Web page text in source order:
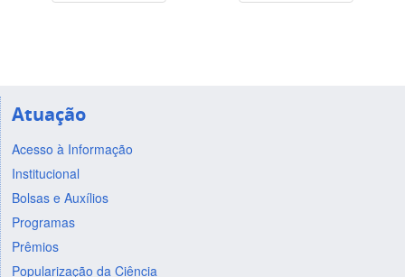
Atuação
Acesso à Informação
Institucional
Bolsas e Auxílios
Programas
Prêmios
Popularização da Ciência